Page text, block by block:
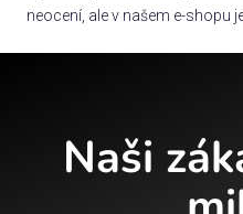
neocení, ale v našem e-shopu
Naši